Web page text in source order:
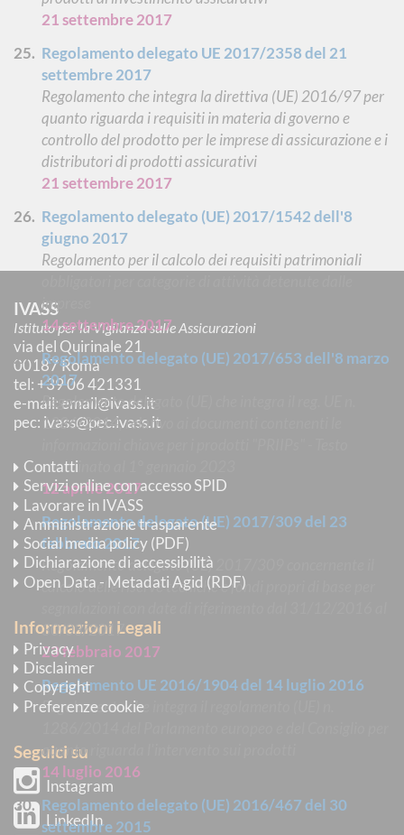
21 settembre 2017
Regolamento delegato UE 2017/2358 del 21
settembre 2017
Regolamento che integra la direttiva (UE) 2016/97 per
quanto riguarda i requisiti in materia di governo e
controllo del prodotto per le imprese di assicurazione e i
distributori di prodotti assicurativi
21 settembre 2017
Regolamento delegato (UE) 2017/1542 dell'8
giugno 2017
Regolamento per il calcolo dei requisiti patrimoniali
imprese
14 settembre 2017
Regolamento delegato (UE) 2017/653 dell'8 marzo
2017
Regolamento delegato (UE) che integra il reg. UE n.
1286/2014, relativo ai documenti contenenti le
coordinato al 1° gennaio 2023
12 aprile 2017
Regolamento delegato (UE) 2017/309 del 23
febbraio 2017
Regolamento delegato (UE) 2017/309 concernente il
calcolo delle riserve tecniche e fondi propri di base per
30/03/2017
23 febbraio 2017
Regolamento UE 2016/1904 del 14 luglio 2016
Regolamento che integra il regolamento (UE) n.
quanto riguarda l'intervento sui prodotti
14 luglio 2016
Regolamento delegato (UE) 2016/467 del 30
settembre 2015
IVASS
Istituto per la Vigilanza sulle Assicurazioni
via del Quirinale 21
00187 Roma
tel: +39 06 421331
e-mail: email@ivass.it
pec: ivass@pec.ivass.it
Contatti
Servizi online con accesso SPID
Lavorare in IVASS
Amministrazione trasparente
Social media policy (PDF)
Dichiarazione di accessibilità
Open Data - Metadati Agid (RDF)
Informazioni Legali
Privacy
Disclaimer
Copyright
Preferenze cookie
Seguici su
Instagram
LinkedIn